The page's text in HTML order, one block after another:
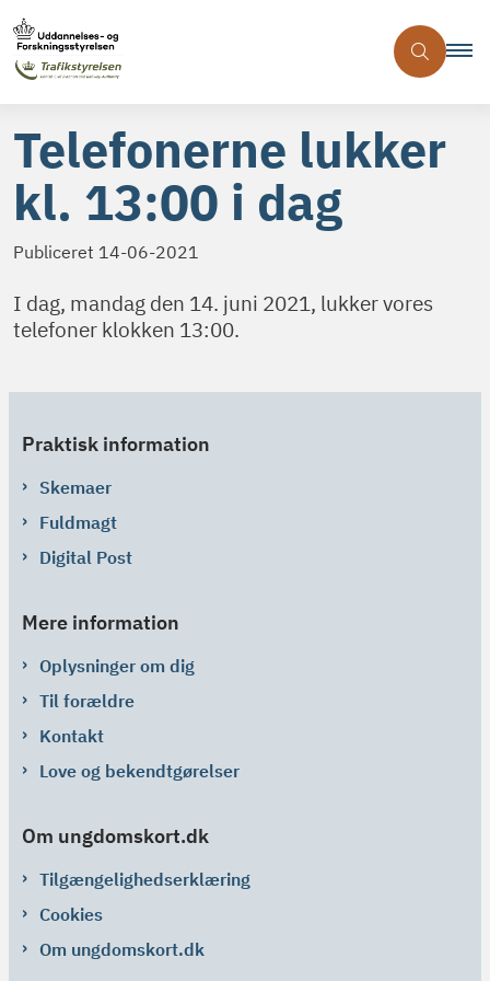
Telefonerne lukker
kl. 13:00 i dag
Publiceret 14-06-2021
I dag, mandag den 14. juni 2021, lukker vores
telefoner klokken 13:00.
Praktisk information
Skemaer
Fuldmagt
Digital Post
Mere information
Oplysninger om dig
Til forældre
Kontakt
Love og bekendtgørelser
Om ungdomskort.dk
Tilgængelighedserklæring
Cookies
Om ungdomskort.dk